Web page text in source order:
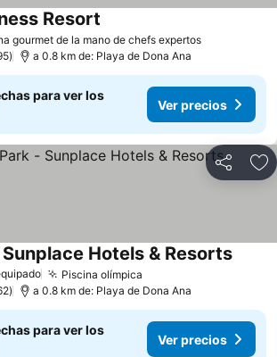
gourmet de la mano de chefs expertos
Resort
a 0.8 km de: Playa de Dona Ana
para ver los
Ver precios
Compartir
Piscina olímpica
Hotels & Resorts
a 0.8 km de: Playa de Dona Ana
para ver los
Ver precios